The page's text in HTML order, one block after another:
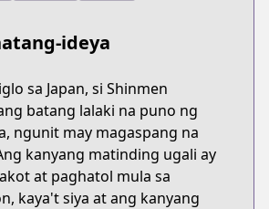
ideya
sa Japan, si Shinmen
batang lalaki na puno ng
ngunit may magaspang na
kanyang matinding ugali ay
at paghatol mula sa
kaya't siya at ang kanyang